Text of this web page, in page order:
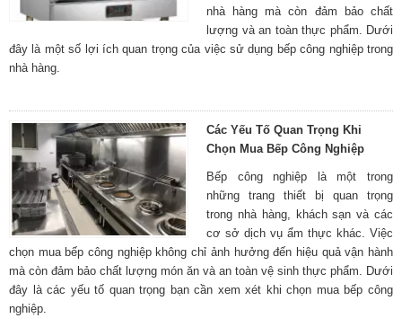
nhà hàng mà còn đảm bảo chất
lượng và an toàn thực phẩm. Dưới
đây là một số lợi ích quan trọng của việc sử dụng bếp công nghiệp trong
nhà hàng.
Các Yếu Tố Quan Trọng Khi
Chọn Mua Bếp Công Nghiệp
Bếp công nghiệp là một trong
những trang thiết bị quan trọng
trong nhà hàng, khách sạn và các
cơ sở dịch vụ ẩm thực khác. Việc
chọn mua bếp công nghiệp không chỉ ảnh hưởng đến hiệu quả vận hành
mà còn đảm bảo chất lượng món ăn và an toàn vệ sinh thực phẩm. Dưới
đây là các yếu tố quan trọng bạn cần xem xét khi chọn mua bếp công
nghiệp.